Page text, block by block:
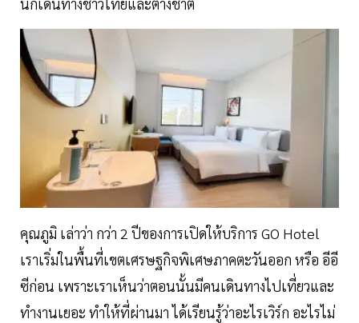
คุณภูมิ เล่าว่า กว่า 2 ปีของการเปิดให้บริการ GO Hotel
เราเริ่มในพื้นที่เขตเศรษฐกิจพิเศษภาคตะวันออก หรือ อีอี
ซีก่อน เพราะเราเห็นว่าตอนนั้นมีคนเดินทางไปเที่ยวและ
ทำงานเยอะ ทำให้ที่ผ่านมา ได้เรียนรู้ว่าอะไรเวิร์ก อะไรไม่